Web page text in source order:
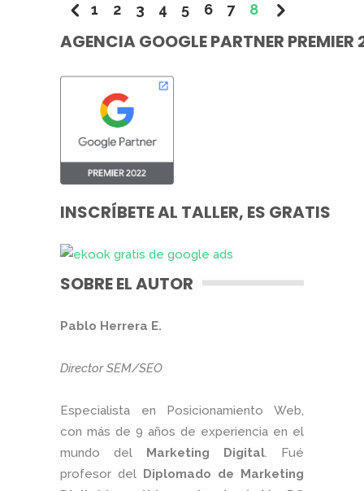
1 2 3 4 5 6 7 8
AGENCIA GOOGLE PARTNER PREMIER
INSCRÍBETE AL TALLER, ES GRATIS
SOBRE EL AUTOR
Pablo Herrera E.
Director SEM/SEO
Especialista en Posicionamiento Web,
con más de 9 años de experiencia en el
mundo del Marketing Digital. Fué
profesor del Diplomado de Marketing